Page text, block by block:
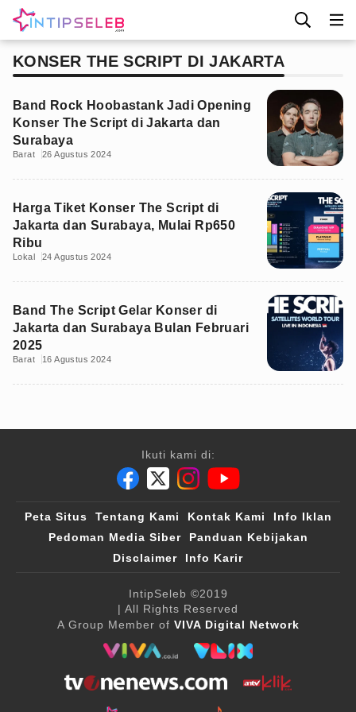
KONSER THE SCRIPT DI JAKARTA
Band Rock Hoobastank Jadi Opening
Konser The Script di Jakarta dan
Surabaya
Barat 26 Agustus 2024
Harga Tiket Konser The Script di
Jakarta dan Surabaya, Mulai Rp650
Ribu
Lokal 24 Agustus 2024
Band The Script Gelar Konser di
Jakarta dan Surabaya Bulan Februari
2025
Barat 16 Agustus 2024
Ikuti kami di:
Peta Situs Tentang Kami Kontak Kami
Info Iklan
Pedoman Media Siber
Panduan Kebijakan
Disclaimer
Info Karir
IntipSeleb ©2019
| All Rights Reserved
A Group Member of VIVA Digital Network